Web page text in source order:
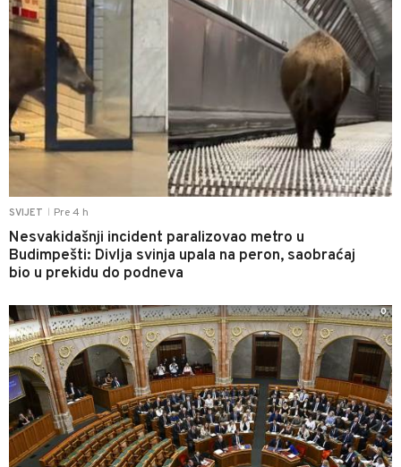
SVIJET Pre 4 h
Nesvakidašnji incident paralizovao metro u
Budimpešti: Divlja svinja upala na peron, saobraćaj
bio u prekidu do podneva
0